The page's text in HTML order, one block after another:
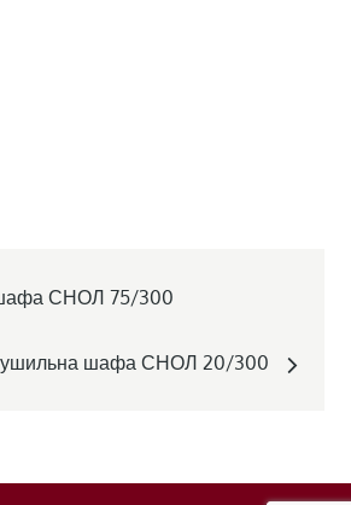
СНОЛ 75/300
шафа СНОЛ 20/300